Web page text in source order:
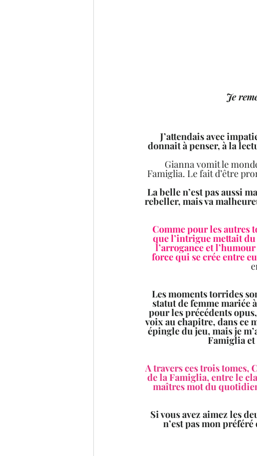
Je
J’attendais avec
donnait à penser, à la
Gianna vomit le
Famiglia. Le fait d’être
La belle n’est pas aussi
rebeller, mais va
Comme pour les autres
que l’intrigue mettait
l’arrogance et
force qui se crée entre
Les moments torrides
statut de femme mariée
pour les précédents
voix au chapitre, dans ce
épingle du jeu, mais je
Famiglia et
A travers ces trois tomes,
de la Famiglia, entre le
maîtres mot du
Si vous avez aimez les
n’est pas mon